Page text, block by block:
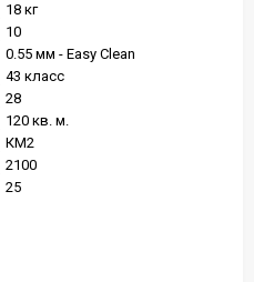
18 кг
10
0.55 мм - Easy Clean
43 класс
28
120 кв. м.
КМ2
2100
25